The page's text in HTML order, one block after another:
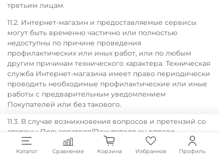
третьим лицам.
11.2. Интернет-магазин и предоставляемые сервисы
могут быть временно частично или полностью
недоступны по причине проведения
профилактических или иных работ, или по любым
другим причинам технического характера. Техническая
служба Интернет-магазина имеет право периодически
проводить необходимые профилактические или иные
работы с предварительным уведомлением
Покупателей или без такового.
11.3. В случае возникновения вопросов и претензий со
стороны Пользователя/Покупателя он вправе
обратиться к Продавцу или в call-центр по телефону
или иным доступным способом.
Каталог Сравнение Корзина Избранное Профиль
Мы используем cookie для улучшения